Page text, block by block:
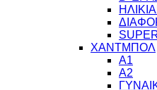
ΧΑΝΤΜΠΟΛ
Α1
Α2